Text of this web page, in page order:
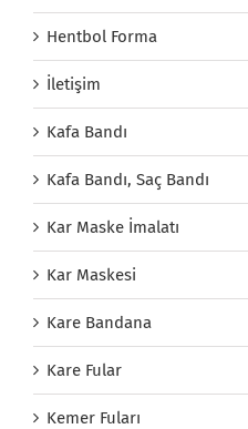
Hentbol Forma
İletişim
Kafa Bandı
Kafa Bandı, Saç Bandı
Kar Maske İmalatı
Kar Maskesi
Kare Bandana
Kare Fular
Kemer Fuları